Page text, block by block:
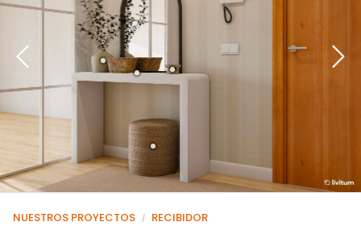
NUESTROS PROYECTOS / RECIBIDOR